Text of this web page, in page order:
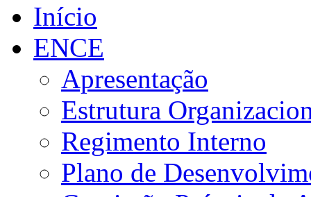
Início
ENCE
Apresentação
Estrutura
Regimento Interno
Plano de